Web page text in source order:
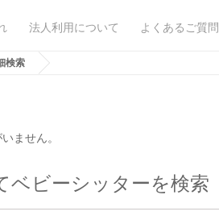
法人利用について よくあるご質問
検索
ません。
ベビーシッターを検索